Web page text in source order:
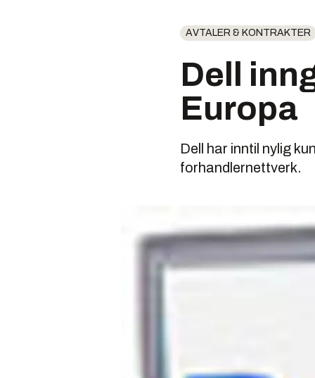
AVTALER & KONTRAKTER
Dell
Europa
Dell har inntil nylig
forhandlernettverk.